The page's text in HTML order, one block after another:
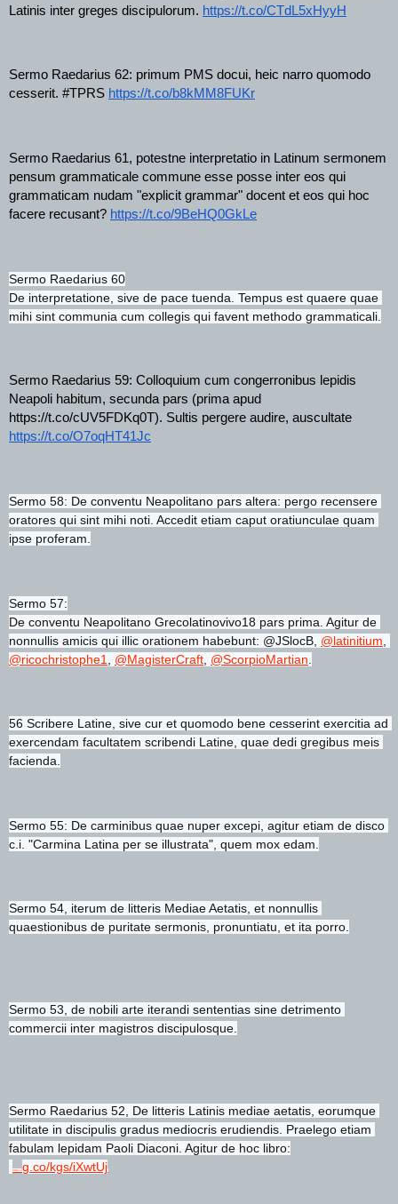
Latinis inter greges discipulorum. https://t.co/CTdL5xHyyH
Sermo Raedarius 62: primum PMS docui, heic narro quomodo
cesserit. #TPRS https://t.co/b8kMM8FUKr
Sermo Raedarius 61, potestne interpretatio in Latinum sermonem
pensum grammaticale commune esse posse inter eos qui
grammaticam nudam "explicit grammar" docent et eos qui hoc
facere recusant? https://t.co/9BeHQ0GkLe
Sermo Raedarius 60
De interpretatione, sive de pace tuenda. Tempus est quaere quae
mihi sint communia cum collegis qui favent methodo grammaticali.
Sermo Raedarius 59: Colloquium cum congerronibus lepidis
Neapoli habitum, secunda pars (prima apud
https://t.co/O7oqHT41Jc
Sermo 58: De conventu Neapolitano pars altera: pergo recensere
oratores qui sint mihi noti. Accedit etiam caput oratiunculae quam
ipse proferam.
Sermo 57:
De conventu Neapolitano Grecolatinovivo18 pars prima. Agitur de
nonnullis amicis qui illic orationem habebunt: @JSlocB, @latinitium
@ricochristophe1
@MagisterCraft @ScorpioMartian
56 Scribere Latine, sive cur et quomodo bene cesserint exercitia ad
exercendam facultatem scribendi Latine, quae dedi gregibus meis
facienda.
Sermo 55: De carminibus quae nuper excepi, agitur etiam de disco
c.i. "Carmina Latina per se illustrata", quem mox edam.
Sermo 54, iterum de litteris Mediae Aetatis, et nonnullis
quaestionibus de puritate sermonis, pronuntiatu, et ita porro.
Sermo 53, de nobili arte iterandi sententias sine detrimento
commercii inter magistros discipulosque.
Sermo Raedarius 52, De litteris Latinis mediae aetatis, eorumque
utilitate in discipulis gradus mediocris erudiendis. Praelego etiam
fabulam lepidam Paoli Diaconi. Agitur de hoc libro:
https://g.co/kgs/iXwtUj